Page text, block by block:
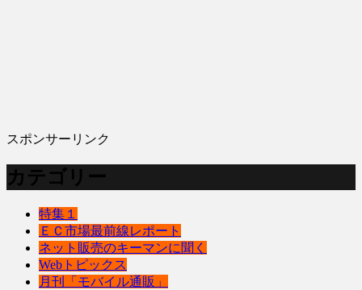
スポンサーリンク
カテゴリー
特集１
ＥＣ市場最前線レポート
ネット販売のキーマンに聞く
Webトピックス
月刊「モバイル通販」